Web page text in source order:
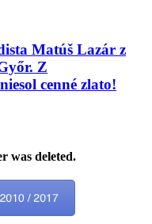
Matúš Lazár z
Z
cenné zlato!
was deleted.